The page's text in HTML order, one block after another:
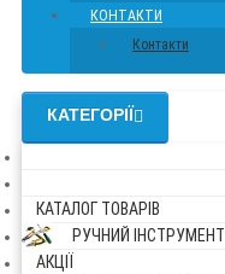
КОНТАКТИ
Контакти
КАТЕГОРІЇ
КАТАЛОГ ТОВАРІВ
РУЧНИЙ ІНСТРУМЕНТ
АКЦІЇ